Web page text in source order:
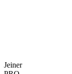
Jeiner